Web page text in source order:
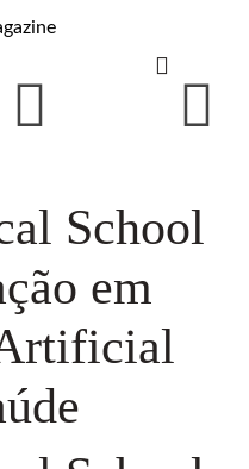
School
em